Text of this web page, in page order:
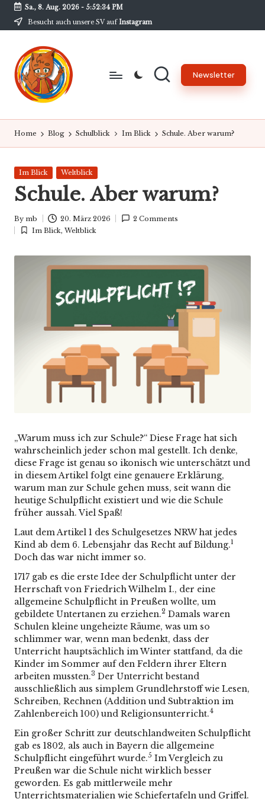
Skip
content
Sa., 8. Aug. 2026- 5:52:35 PM
Besucht auch unsere SV aufInstagram
B
w
-
N
e
w
s
am
BwG
Newsletter
Home Blog Schulblick Im Blick Schule. Aber warum?
Posted
in
Im Blick Weltblick
Schule. Aber warum?
Posted
by
By mb 20. März 2026 2 Comments
Posted
Im Blick, Weltblick
„Warum muss ich zur Schule?“ Diese Frage hat sich
wahrscheinlich jeder schon mal gestellt. Ich denke,
diese Frage ist genau so ikonisch wie unterschätzt und
in diesem Artikel folgt eine genauere Erklärung,
warum man zur Schule gehen muss, seit wann die
heutige Schulpflicht existiert und wie die Schule
früher aussah. Viel Spaß!
Laut dem Artikel 1 des Schulgesetzes NRW hat jedes
Kind ab dem 6. Lebensjahr das Recht auf Bildung.1
Doch das war nicht immer so.
1717 gab es die erste Idee der Schulpflicht unter der
Herrschaft von Friedrich Wilhelm I., der eine
allgemeine Schulpflicht in Preußen wollte, um
gebildete Untertanen zu erziehen.2 Damals waren
Schulen kleine ungeheizte Räume, was um so
schlimmer war, wenn man bedenkt, dass der
Unterricht hauptsächlich im Winter stattfand, da die
Kinder im Sommer auf den Feldern ihrer Eltern
arbeiten mussten.3 Der Unterricht bestand
ausschließlich aus simplem Grundlehrstoff wie Lesen,
Schreiben, Rechnen (Addition und Subtraktion im
Zahlenbereich 100) und Religionsunterricht.4
Ein großer Schritt zur deutschlandweiten Schulpflicht
gab es 1802, als auch in Bayern die allgemeine
Schulpflicht eingeführt wurde.5 Im Vergleich zu
Preußen war die Schule nicht wirklich besser
geworden. Es gab mittlerweile mehr
Unterrichtsmaterialien wie Schiefertafeln und Griffel.